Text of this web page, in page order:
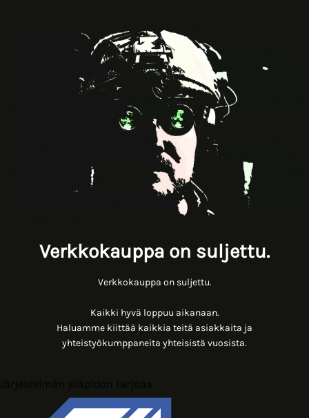
Verkkokauppa on suljettu.
Verkkokauppa on suljettu.
Kaikki hyvä loppuu aikanaan.
Haluamme kiittää kaikkia teitä asiakkaita ja
yhteistyökumppaneita yhteisistä vuosista.